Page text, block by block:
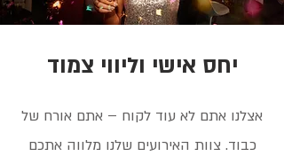
יחס אישי וליווי צמוד
אצלנו אתם לא עוד לקוח – אתם אורח של
כבוד. צוות האירועים שלנו מלווה אתכם